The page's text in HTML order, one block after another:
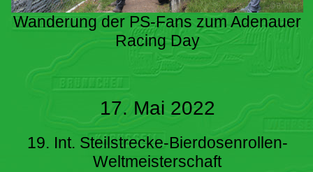
Wanderung der PS-Fans zum Adenauer
Racing Day
17. Mai 2022
19. Int. Steilstrecke-Bierdosenrollen-
Weltmeisterschaft